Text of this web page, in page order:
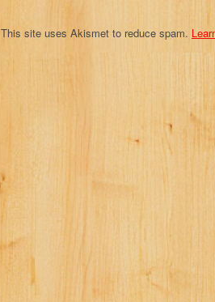
This site uses Akismet to reduce spam.